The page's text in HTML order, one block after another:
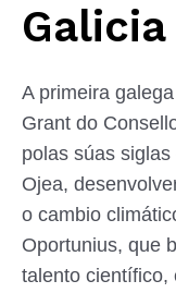
Galicia
A primeira
Grant do
polas súas
Ojea,
o cambio
Oportunius, que
talento científico,